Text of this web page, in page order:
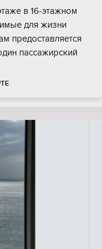
в 16-этажном
для жизни
предоставляется
пассажирский